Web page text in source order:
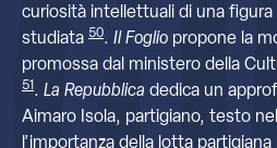
curiosità intellettuali di una
studiata 50. Il Foglio propone la
promossa dal ministero della
51. La Repubblica dedica un
Aimaro Isola, partigiano, testo
l’importanza della lotta